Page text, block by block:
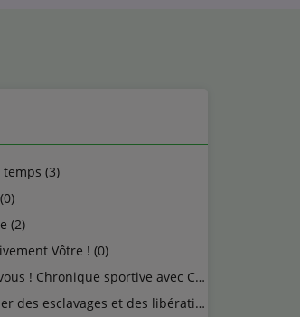
(3)
(2)
Vôtre ! (0)
! Chronique sportive avec Cédric (0)
des esclavages et des libérations (1)